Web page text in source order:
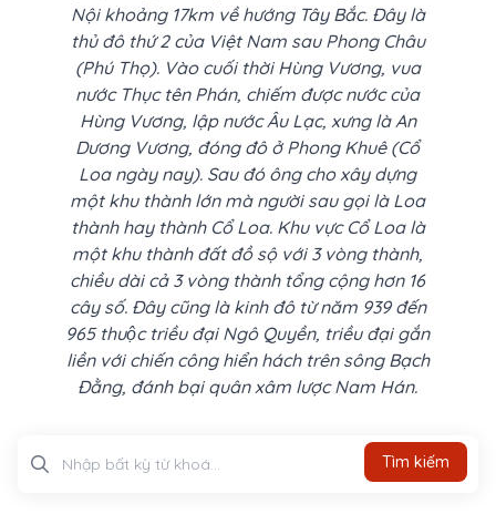
Nội khoảng 17km về hướng Tây Bắc. Đây là
thủ đô thứ 2 của Việt Nam sau Phong Châu
(Phú Thọ). Vào cuối thời Hùng Vương, vua
nước Thục tên Phán, chiếm được nước của
Hùng Vương, lập nước Âu Lạc, xưng là An
Dương Vương, đóng đô ở Phong Khuê (Cổ
Loa ngày nay). Sau đó ông cho xây dựng
một khu thành lớn mà người sau gọi là Loa
thành hay thành Cổ Loa. Khu vực Cổ Loa là
một khu thành đất đồ sộ với 3 vòng thành,
chiều dài cả 3 vòng thành tổng cộng hơn 16
cây số. Đây cũng là kinh đô từ năm 939 đến
965 thuộc triều đại Ngô Quyền, triều đại gắn
liền với chiến công hiển hách trên sông Bạch
Đằng, đánh bại quân xâm lược Nam Hán.
Tìm kiếm